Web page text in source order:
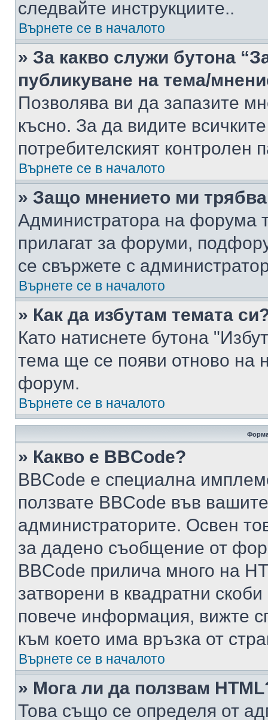
следвайте инструкциите..
Върнете се в началото
» За какво служи бутона
публикуване на тема/
Позволява ви да запазите
късно. За да видите
потребителският контролен
Върнете се в началото
» Защо мнението ми
Администратора на форума
прилагат за форуми,
се свържете с
Върнете се в началото
» Как да избутам темата
Като натиснете бутона
тема ще се появи отново на
форум.
Върнете се в началото
» Какво е BBCode?
BBCode е специална
ползвате BBCode във
администраторите. Освен
за дадено съобщение от
BBCode прилича много на
затворени в квадратни
повече информация, вижте
към което има връзка от
Върнете се в началото
» Мога ли да ползвам
Това също се определя от